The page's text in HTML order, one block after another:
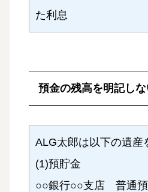
た利息
預金の残高を明記し
ALG太郎は以下の遺産
(1)預貯金
○○銀行○○支店 普通